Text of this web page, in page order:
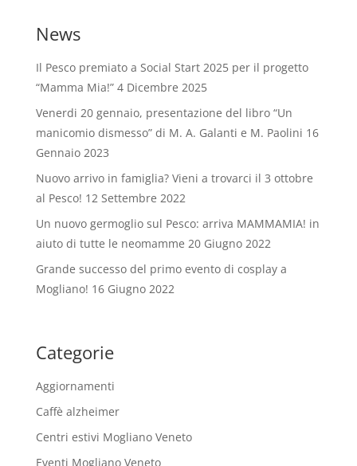
News
Il Pesco premiato a Social Start 2025 per il progetto
“Mamma Mia!” 4 Dicembre 2025
Venerdi 20 gennaio, presentazione del libro “Un
manicomio dismesso” di M. A. Galanti e M. Paolini 16
Gennaio 2023
Nuovo arrivo in famiglia? Vieni a trovarci il 3 ottobre
al Pesco! 12 Settembre 2022
Un nuovo germoglio sul Pesco: arriva MAMMAMIA! in
aiuto di tutte le neomamme 20 Giugno 2022
Grande successo del primo evento di cosplay a
Mogliano! 16 Giugno 2022
Categorie
Aggiornamenti
Caffè alzheimer
Centri estivi Mogliano Veneto
Eventi Mogliano Veneto